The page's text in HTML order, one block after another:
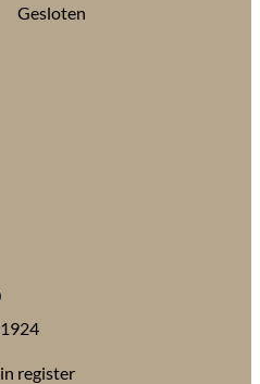
Gesloten